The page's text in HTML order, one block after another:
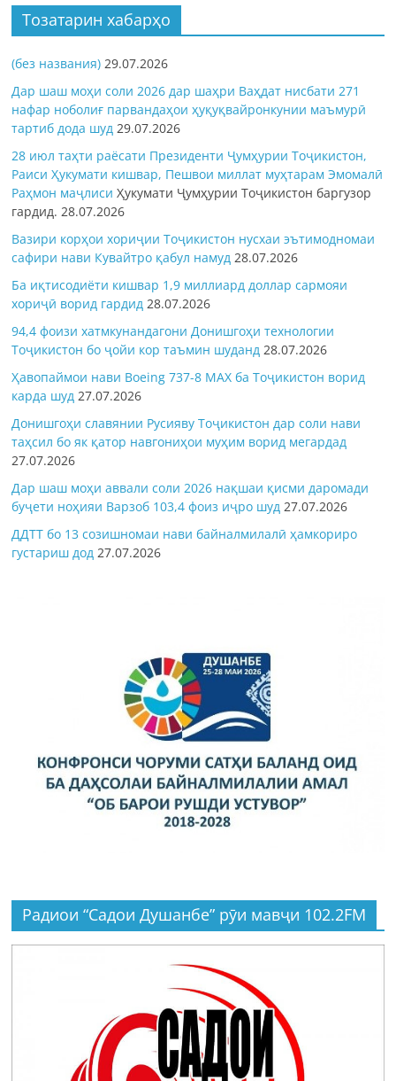
Тозатарин хабарҳо
(без названия) 29.07.2026
Дар шаш моҳи соли 2026 дар шаҳри Ваҳдат нисбати 271
нафар ноболиғ парвандаҳои ҳуқуқвайронкунии маъмурӣ
тартиб дода шуд 29.07.2026
28 июл таҳти раёсати Президенти Ҷумҳурии Тоҷикистон,
Раиси Ҳукумати кишвар, Пешвои миллат муҳтарам Эмомалӣ
Раҳмон маҷлисиҲукумати Ҷумҳурии Тоҷикистон баргузор
гардид.28.07.2026
Вазири корҳои хориҷии Тоҷикистон нусхаи эътимодномаи
сафири нави Кувайтро қабул намуд 28.07.2026
Ба иқтисодиёти кишвар 1,9 миллиард доллар сармояи
хориҷӣ ворид гардид 28.07.2026
94,4 фоизи хатмкунандагони Донишгоҳи технологии
Тоҷикистон бо ҷойи кор таъмин шуданд 28.07.2026
Ҳавопаймои нави Boeing 737-8 MAX ба Тоҷикистон ворид
карда шуд 27.07.2026
Донишгоҳи славянии Русияву Тоҷикистон дар соли нави
таҳсил бо як қатор навгониҳои муҳим ворид мегардад
27.07.2026
Дар шаш моҳи аввали соли 2026 нақшаи қисми даромади
буҷети ноҳияи Варзоб 103,4 фоиз иҷро шуд 27.07.2026
ДДТТ бо 13 созишномаи нави байналмилалӣ ҳамкориро
густариш дод 27.07.2026
Радиои “Садои Душанбе” рӯи мавҷи 102.2FM